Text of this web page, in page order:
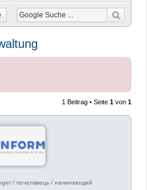
Erweiterte Suche
1 Beitrag • Seite 1 von 1
/ початківець / начинающий